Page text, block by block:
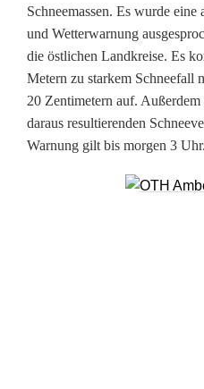
a
u
f
e
d
Schneemassen. Es wurde
und Wetterwarnung
die östlichen Landkreise. Es
Metern zu starkem Schneefall
20 Zentimetern auf.
daraus resultierenden
Warnung gilt bis morgen 3 Uhr.